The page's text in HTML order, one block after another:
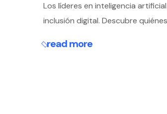
Los líderes en inteligencia
inclusión digital. Descubre
read more